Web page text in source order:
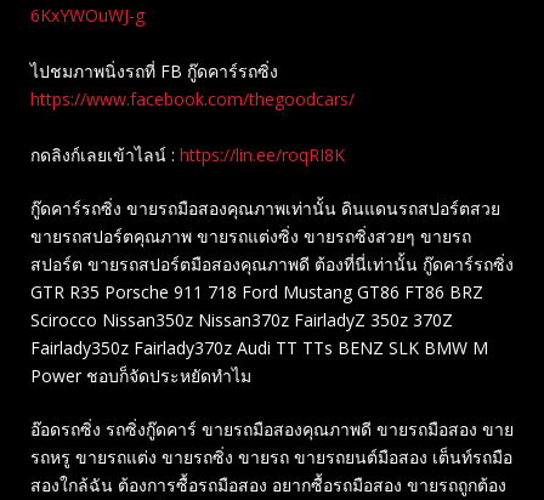
6KxYWOuWJ-g
ไปชมภาพนิ่งรถที่ FB กู๊ดคาร์รถซิ่ง
https://www.facebook.com/thegoodcars/
กดลิงก์เลยเข้าไลน์ : https://lin.ee/roqRI8K
กู๊ดคาร์รถซิ่ง ขายรถมือสองคุณภาพเท่านั้น ดินแดนรถสปอร์ตสวย
ขายรถสปอร์ตคุณภาพ ขายรถแต่งซิ่ง ขายรถซิ่งสวยๆ ขายรถ
สปอร์ต ขายรถสปอร์ตมือสองคุณภาพดี ต้องที่นี่เท่านั้น กู๊ดคาร์รถซิ่ง
GTR R35 Porsche 911 718 Ford Mustang GT86 FT86 BRZ
Scirocco Nissan350z Nissan370z FairladyZ 350z 370Z
Fairlady350z Fairlady370z Audi TT TTs BENZ SLK BMW M
Power ชอบก็จัดประหยัดทำไม
อ๊อดรถซิ่ง รถซิ่งกู๊ดคาร์ ขายรถมือสองคุณภาพดี ขายรถมือสอง ขาย
รถหรู ขายรถแต่ง ขายรถซิ่ง ขายรถ ขายรถยนต์มือสอง เต็นท์รถมือ
สองใกล้ฉัน ต้องการซื้อรถมือสอง อยากซื้อรถมือสอง ขายรถถูกต้อง